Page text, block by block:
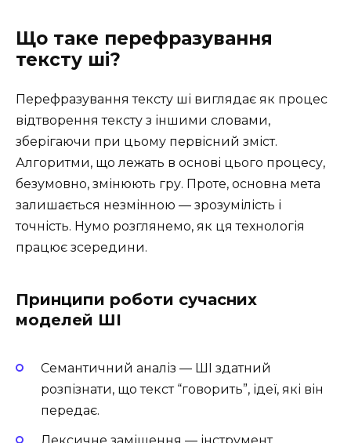
Що таке перефразування
тексту ші?
Перефразування тексту ші виглядає як процес
відтворення тексту з іншими словами,
зберігаючи при цьому первісний зміст.
Алгоритми, що лежать в основі цього процесу,
безумовно, змінюють гру. Проте, основна мета
залишається незмінною — зрозумілість і
точність. Нумо розглянемо, як ця технологія
працює зсередини.
Принципи роботи сучасних
моделей ШІ
Семантичний аналіз — ШІ здатний
розпізнати, що текст “говорить”, ідеї, які він
передає.